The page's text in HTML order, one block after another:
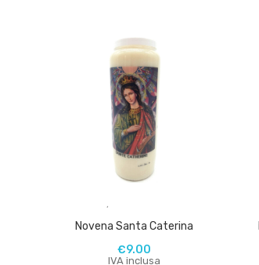
,
Novena Santa Caterina
€9.00
IVA inclusa